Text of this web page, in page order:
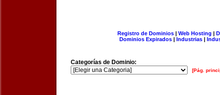
Registro de Dominios| Web Hosting |
Dominios Expirados | Industrias |
Categorías de Dominio:
[Pág.